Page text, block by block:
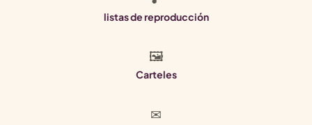
listas de reproducción
🖼
Carteles
✉